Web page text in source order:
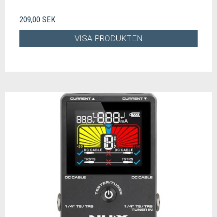
209,00 SEK
VISA PRODUKTEN